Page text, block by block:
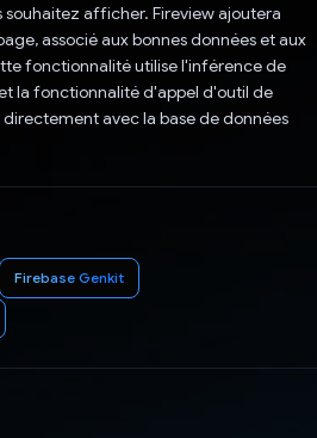
souhaitez afficher. Fireview ajoutera
associé aux bonnes données et aux
fonctionnalité utilise l'inférence de
la fonctionnalité d'appel d'outil de
avec la base de données
Firebase Genkit